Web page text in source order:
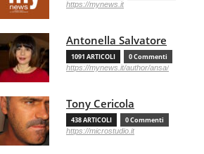
https://mynews.it
Antonella Salvatore
1091 ARTICOLI 0 Commenti
https://mynews.it/author/ansa/
Tony Cericola
438 ARTICOLI 0 Commenti
https://microstudio.it